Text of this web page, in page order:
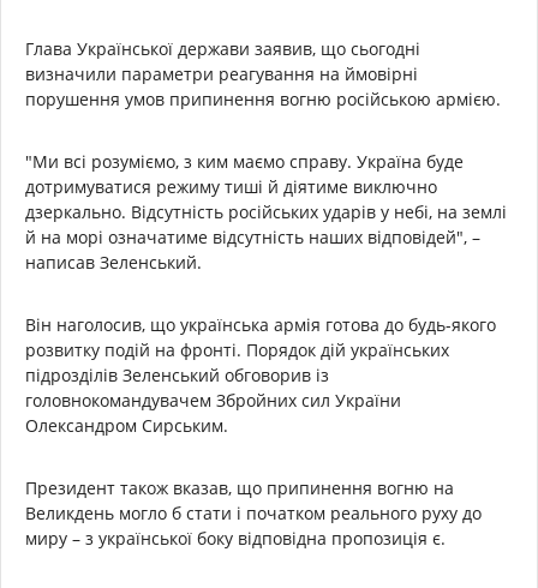
Глава Української держави заявив, що сьогодні
визначили параметри реагування на ймовірні
порушення умов припинення вогню російською армією.
"Ми всі розуміємо, з ким маємо справу. Україна буде
дотримуватися режиму тиші й діятиме виключно
дзеркально. Відсутність російських ударів у небі, на землі
й на морі означатиме відсутність наших відповідей", –
написав Зеленський.
Він наголосив, що українська армія готова до будь-якого
розвитку подій на фронті. Порядок дій українських
підрозділів Зеленський обговорив із
головнокомандувачем Збройних сил України
Олександром Сирським.
Президент також вказав, що припинення вогню на
Великдень могло б стати і початком реального руху до
миру – з української боку відповідна пропозиція є.